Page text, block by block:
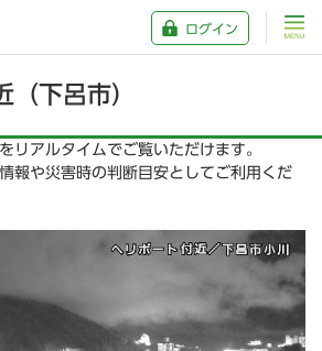
ログイン
（下呂市）
リアルタイムでご覧いただけます。
報や災害時の判断目安としてご利用くだ